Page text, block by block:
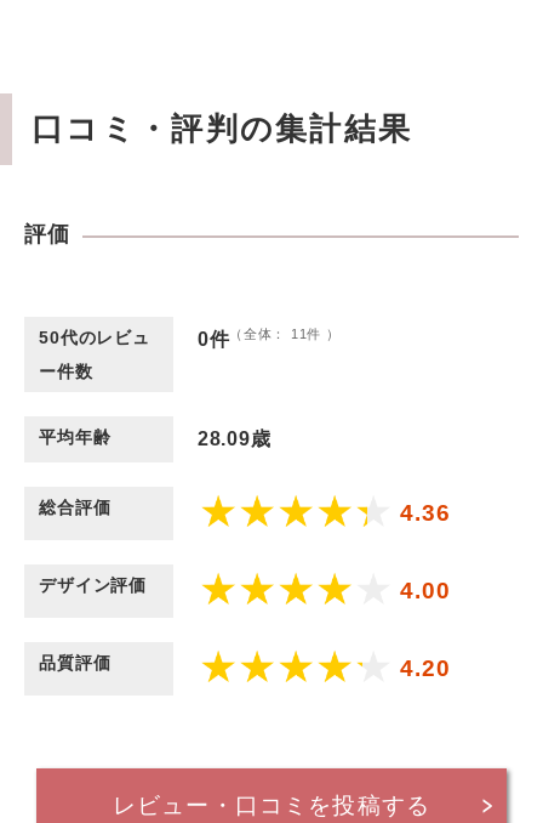
口コミ・評判の集計結果
評価
50代のレビュ
ー件数
0件 （全体： 11件 ）
平均年齢 28.09歳
総合評価 4.36
デザイン評価 4.00
品質評価 4.20
レビュー・口コミを投稿する